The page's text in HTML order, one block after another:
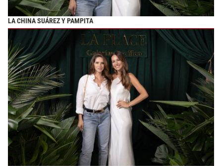
LA CHINA SUÁREZ Y PAMPITA